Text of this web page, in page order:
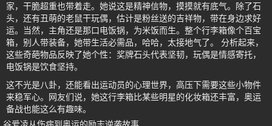
家，干脆超重也带着走。她说这是精神信物，摸摸就有底气。除了石
头，还有丑萌的老鼠干玩偶，估计是粉丝送的吉祥物，带在身边求好
运。当然，主角还是那口电饭锅，为米饭而生。整个行李箱像个百宝
箱，别人带装备，她带生活必需品，哈哈，太接地气了。 分析起来，
这些奇葩物品反映了她个性：奖牌石头代表坚韧，玩偶是情感寄托，
电饭锅是饮食坚持。
这不光是八卦，还能看出运动员的心理世界，高压下需要这些小物件
来稳军心。网友们说，她这行李箱比某些明星的化妆箱还丰富，奥运
备战也能这么有趣味。